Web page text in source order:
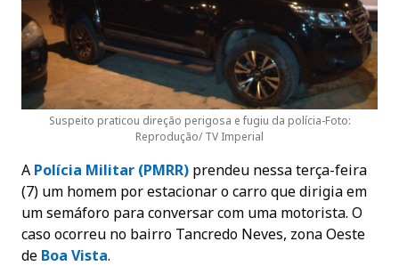
Suspeito praticou direção perigosa e fugiu da polícia-Foto:
Reprodução/ TV Imperial
A Polícia Militar (PMRR) prendeu nessa terça-feira
(7) um homem por estacionar o carro que dirigia em
um semáforo para conversar com uma motorista. O
caso ocorreu no bairro Tancredo Neves, zona Oeste
de Boa Vista.